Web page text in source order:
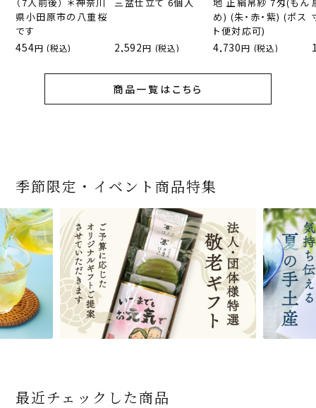
県小田原市の八重桜
です
454 (税込) 2,592 (税込)
め) (朱・赤・紫) (ポス
ト便対応可)
4,730 (税込)
商品一覧はこちら
宇治抹茶だいふく 和
三盆仕立て 6個入
2,592 (税込)
お茶屋の京都 宇治抹
茶サンド 3個入
1,743 (税込)
宇治抹茶 濃チーズケ
ーキ 『抹茶まる』 1セ
ット6個入
3,240 (税込)
商品一覧はこちら
桜茶（さくら茶）28ｇ
（7人前後） ＊神奈川
県小田原市の八重桜
です
454 (税込)
『釜炒りむぎ茶』 10g
×51p
324 (税込)
緑茶ティーパック（セ
ンパックシリーズ） 5g
×50袋
864 (税込)
商品一覧はこちら
宇治抹茶そば3袋・そ
ばつゆ6袋（6人前）セ
ット 化粧箱（カート
ン/ギフトボックス）
3,032 (税込)
【送料込み】宇治抹茶
そば160ｇ×2袋（4人
前）＋特撰そばつゆ4
個（ポスト便）
2,028 (税込)
宇治抹茶そば２袋・そ
ばつゆ４袋（４人前）
竹かごセット
2,278 (税込)
商品一覧はこちら
老舗茶舗の宇治抹茶
かすていらと宇治冠煎
茶の詰合せ
4,112 (税込)
宇治抹茶焼き菓子詰
合せ 12個入
～抹茶づくし～
4,511 (税込)
老舗茶舗のひやひやス
イーツセット 3種6個
3,356 (税込)
商品一覧はこちら
茶道具 帛紗 ふくさ 無
地 正絹帛紗 7匁(もん
め) (朱・赤・紫) (ポス
ト便対応可)
4,730 (税込)
茶道具 扇子（せんす）
扇子 利休百首 白竹 6
1,716 (税込)
おとなのお稽古セット
女子用 裏千家 茶道具
16,500 (税込)
商品一覧はこちら
季節限定・イベント商品特集
最近チェックした商品